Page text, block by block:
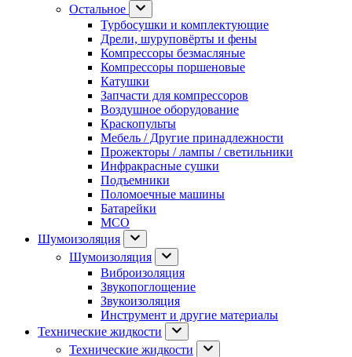
Остальное
Турбосушки и комплектующие
Дрели, шуруповёрты и фены
Компрессоры безмасляные
Компрессоры поршеновые
Катушки
Запчасти для компрессоров
Воздушное оборудование
Краскопульты
Мебель / Другие принадлежности
Прожекторы / лампы / светильники
Инфракрасные сушки
Подъемники
Поломоечные машины
Батарейки
МСО
Шумоизоляция
Шумоизоляция
Виброизоляция
Звукопоглощение
Звукоизоляция
Инструмент и другие материалы
Технические жидкости
Технические жидкости